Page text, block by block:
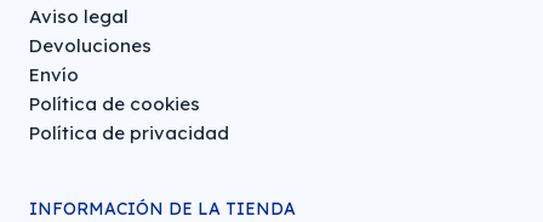
Aviso legal
Devoluciones
Envío
Política de cookies
Política de privacidad
INFORMACIÓN DE LA TIENDA